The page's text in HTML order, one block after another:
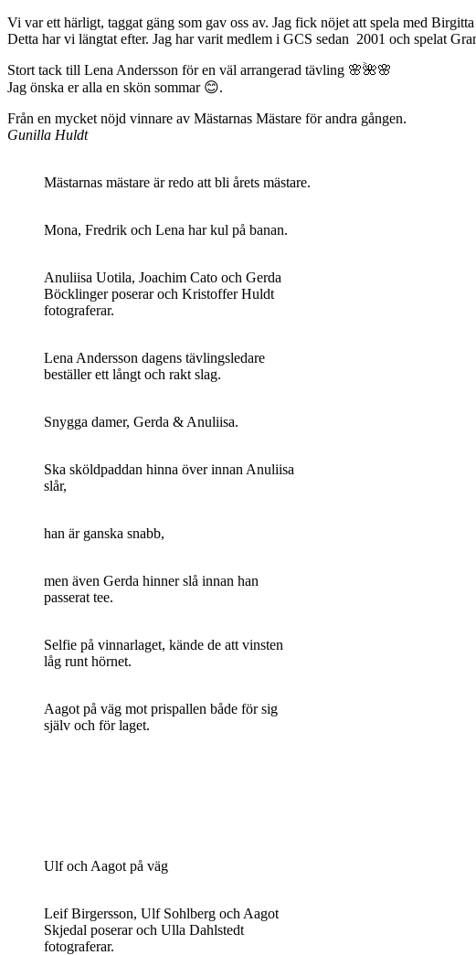
Vi var ett härligt, taggat gäng som gav oss av. Jag fick nöjet att spela med
Detta har vi längtat efter. Jag har varit medlem i GCS sedan 2001 och spelat
Stort tack till Lena Andersson för en väl arrangerad tävling 🌸🌺🌸
Jag önska er alla en skön sommar 😊.
Från en mycket nöjd vinnare av Mästarnas Mästare för andra gången.
Gunilla Huldt
Mästarnas mästare är redo att bli årets mästare.
Mona, Fredrik och Lena har kul på banan.
Anuliisa Uotila, Joachim Cato och Gerda
Böcklinger poserar och Kristoffer Huldt
fotograferar.
Lena Andersson dagens tävlingsledare
beställer ett långt och rakt slag.
Snygga damer, Gerda & Anuliisa.
Ska sköldpaddan hinna över innan Anuliisa
slår,
han är ganska snabb,
men även Gerda hinner slå innan han
passerat tee.
Selfie på vinnarlaget, kände de att vinsten
låg runt hörnet.
Aagot på väg mot prispallen både för sig
själv och för laget.
Ulf och Aagot på väg
Leif Birgersson, Ulf Sohlberg och Aagot
Skjedal poserar och Ulla Dahlstedt
fotograferar.